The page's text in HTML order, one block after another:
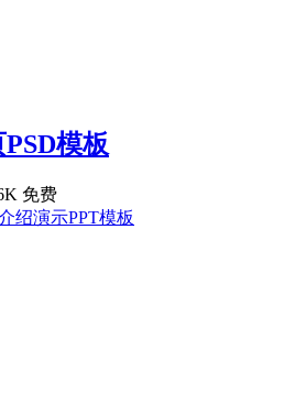
模板
免费